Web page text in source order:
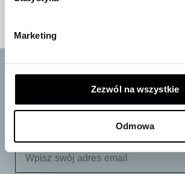
Marketing
Zezwól na wszystkie
Odmowa
Zapisz się do naszego
i odbierz 10% rabatu na
Bądź na bieżąco ze wszystkimi